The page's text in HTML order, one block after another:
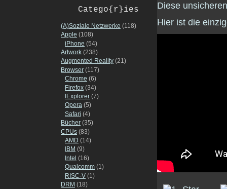
Catego{r}ies
(A)Soziale Netzwerke (118)
Apple (108)
iPhone (54)
Artwork (238)
Augmented Reality (21)
Browser (117)
Chrome (6)
Firefox (34)
IExplorer (7)
Opera (5)
Safari (4)
Bücher (35)
CPUs (83)
AMD (14)
IBM (9)
Intel (16)
Qualcomm (1)
RISC-V (1)
DRM (18)
Diese
Hier ist die